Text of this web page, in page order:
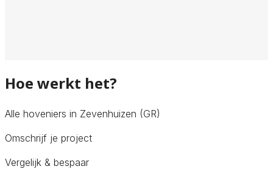
Hoe werkt het?
Alle hoveniers in Zevenhuizen (GR)
Omschrijf je project
Vergelijk & bespaar